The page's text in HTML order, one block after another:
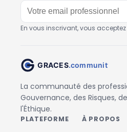
En vous inscrivant, vous acceptez
La communauté des
Gouvernance, des Risques,
l'Éthique.
PLATEFORME À PROPOS